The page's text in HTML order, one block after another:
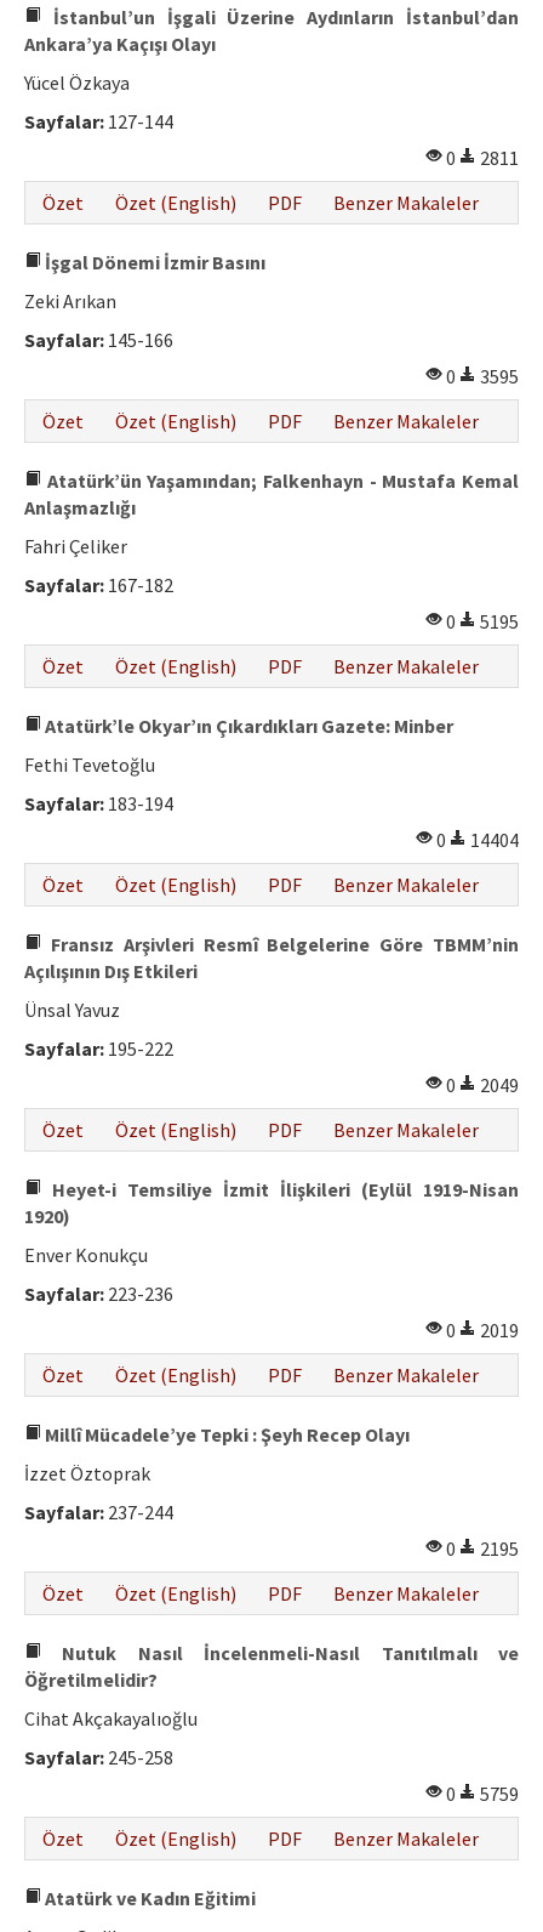
İstanbul’un İşgali Üzerine Aydınların İstanbul’dan
Ankara’ya Kaçışı Olayı
Yücel Özkaya
Sayfalar: 127-144
0
2811
Özet
Özet (English) PDF Benzer Makaleler
İşgal Dönemi İzmir Basını
Zeki Arıkan
Sayfalar: 145-166
0
3595
Özet
Özet (English) PDF Benzer Makaleler
Atatürk’ün Yaşamından; Falkenhayn - Mustafa Kemal
Anlaşmazlığı
Fahri Çeliker
Sayfalar: 167-182
0
5195
Özet
Özet (English) PDF Benzer Makaleler
Atatürk’le Okyar’ın Çıkardıkları Gazete: Minber
Fethi Tevetoğlu
Sayfalar: 183-194
0
14404
Özet
Özet (English) PDF Benzer Makaleler
Fransız Arşivleri Resmî Belgelerine Göre TBMM’nin
Açılışının Dış Etkileri
Ünsal Yavuz
Sayfalar: 195-222
0
2049
Özet
Özet (English) PDF Benzer Makaleler
Heyet-i Temsiliye İzmit İlişkileri (Eylül 1919-Nisan
1920)
Enver Konukçu
Sayfalar: 223-236
0
2019
Özet
Özet (English) PDF Benzer Makaleler
Millî Mücadele’ye Tepki : Şeyh Recep Olayı
İzzet Öztoprak
Sayfalar: 237-244
0
2195
Özet
Özet (English) PDF Benzer Makaleler
Nutuk Nasıl İncelenmeli-Nasıl Tanıtılmalı ve
Öğretilmelidir?
Cihat Akçakayalıoğlu
Sayfalar: 245-258
0
5759
Özet
Özet (English) PDF Benzer Makaleler
Atatürk ve Kadın Eğitimi